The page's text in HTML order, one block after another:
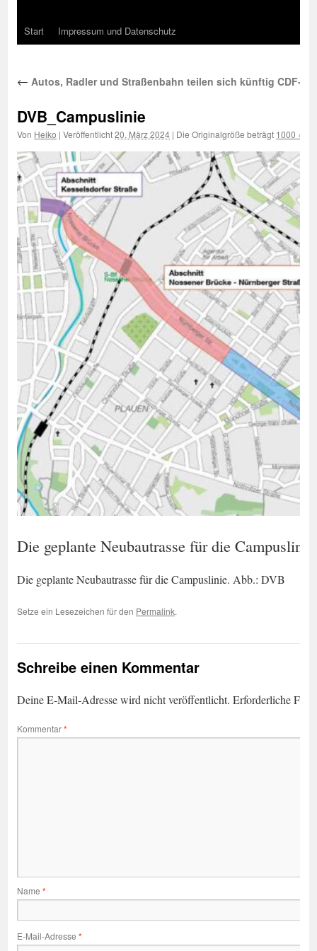
Start Impressum und Datenschutz
← Autos, Radler und Straßenbahn teilen sich künftig CDF-
DVB_Campuslinie
Von Heiko | Veröffentlicht20. März 2024 | Die Originalgröße beträgt 1000 ×
Die geplante Neubautrasse für die
Die geplante Neubautrasse für die Campuslinie. Abb.: DVB
Setze ein Lesezeichen für den Permalink.
Schreibe einen Kommentar
Deine E-Mail-Adresse wird nicht veröffentlicht. Erforderliche
Kommentar*
Name *
E-Mail-Adresse *